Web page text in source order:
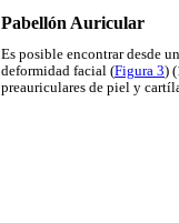
Pabellón Auricular
Es posible encontrar desde
deformidad facial (Figura 3)
preauriculares de piel y